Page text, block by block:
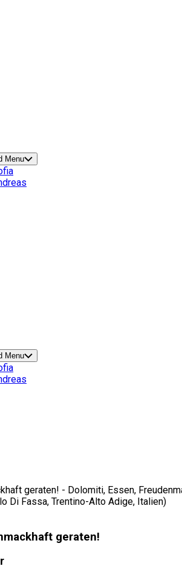
Menu
Menu
geraten!